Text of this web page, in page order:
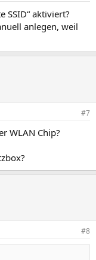
SSID“ aktiviert?
anlegen, weil
#7
WLAN Chip?
#8